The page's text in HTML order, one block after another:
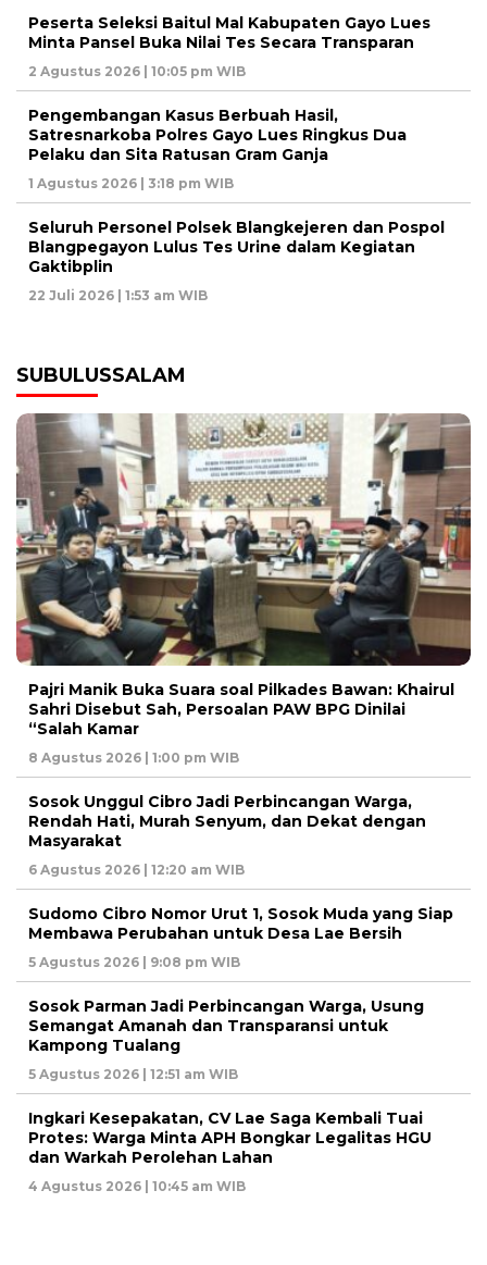
Peserta Seleksi Baitul Mal Kabupaten Gayo Lues
Minta Pansel Buka Nilai Tes Secara Transparan
2 Agustus 2026 | 10:05 pm WIB
Pengembangan Kasus Berbuah Hasil,
Satresnarkoba Polres Gayo Lues Ringkus Dua
Pelaku dan Sita Ratusan Gram Ganja
1 Agustus 2026 | 3:18 pm WIB
Seluruh Personel Polsek Blangkejeren dan Pospol
Blangpegayon Lulus Tes Urine dalam Kegiatan
Gaktibplin
22 Juli 2026 | 1:53 am WIB
SUBULUSSALAM
Pajri Manik Buka Suara soal Pilkades Bawan: Khairul
Sahri Disebut Sah, Persoalan PAW BPG Dinilai
“Salah Kamar
8 Agustus 2026 | 1:00 pm WIB
Sosok Unggul Cibro Jadi Perbincangan Warga,
Rendah Hati, Murah Senyum, dan Dekat dengan
Masyarakat
6 Agustus 2026 | 12:20 am WIB
Sudomo Cibro Nomor Urut 1, Sosok Muda yang Siap
Membawa Perubahan untuk Desa Lae Bersih
5 Agustus 2026 | 9:08 pm WIB
Sosok Parman Jadi Perbincangan Warga, Usung
Semangat Amanah dan Transparansi untuk
Kampong Tualang
5 Agustus 2026 | 12:51 am WIB
Ingkari Kesepakatan, CV Lae Saga Kembali Tuai
Protes: Warga Minta APH Bongkar Legalitas HGU
dan Warkah Perolehan Lahan
4 Agustus 2026 | 10:45 am WIB